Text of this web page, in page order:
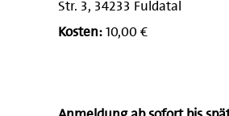
Str. 3, 34233 Fuldatal
Kosten: 10,00 €
Anmeldung ab sofort bis